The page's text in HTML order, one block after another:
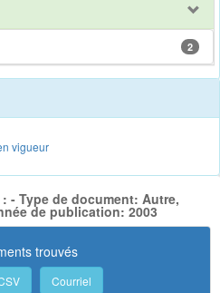
2
vigueur
- Type de document: Autre,
de publication: 2003
trouvés
Courriel